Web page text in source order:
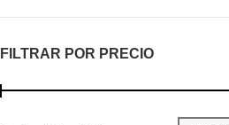
FILTRAR POR PRECIO